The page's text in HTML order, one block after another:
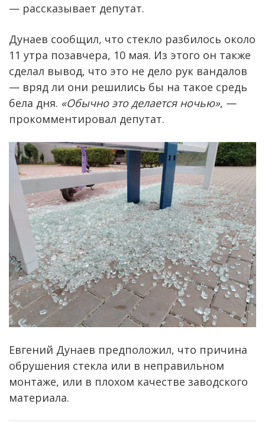
— рассказывает депутат.
Дунаев сообщил, что стекло разбилось около
11 утра позавчера, 10 мая. Из этого он также
сделал вывод, что это не дело рук вандалов
— вряд ли они решились бы на такое средь
бела дня. «Обычно это делается ночью», —
прокомментировал депутат.
Евгений Дунаев предположил, что причина
обрушения стекла или в неправильном
монтаже, или в плохом качестве заводского
материала.